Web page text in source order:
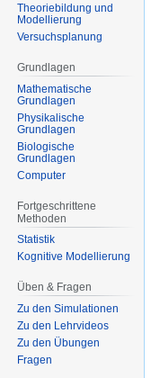
Theoriebildung und
Modellierung
Versuchsplanung
Grundlagen
Mathematische
Grundlagen
Physikalische
Grundlagen
Biologische
Grundlagen
Computer
Fortgeschrittene
Methoden
Statistik
Kognitive Modellierung
Üben & Fragen
Zu den Simulationen
Zu den Lehrvideos
Zu den Übungen
Fragen